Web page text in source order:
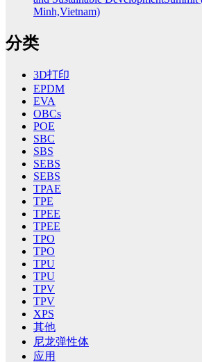
Minh,Vietnam)
分类
3D打印
EPDM
EVA
OBCs
POE
SBC
SBS
SEBS
SEBS
TPAE
TPE
TPEE
TPEE
TPO
TPO
TPU
TPU
TPV
TPV
XPS
其他
尼龙弹性体
应用